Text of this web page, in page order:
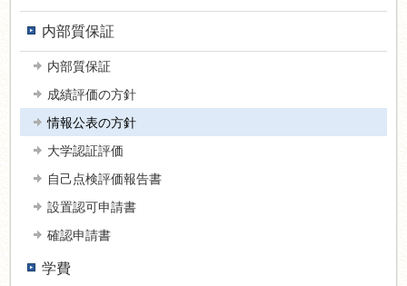
内部質保証
内部質保証
成績評価の方針
情報公表の方針
大学認証評価
自己点検評価報告書
設置認可申請書
確認申請書
学費